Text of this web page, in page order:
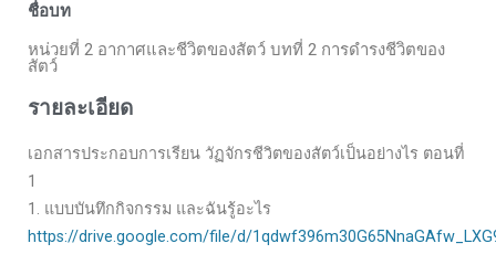
ชื่อบท
หน่วยที่ 2 อากาศและชีวิตของสัตว์ บทที่ 2 การดำรงชีวิตของ
สัตว์
รายละเอียด
เอกสารประกอบการเรียน วัฏจักรชีวิตของสัตว์เป็นอย่างไร ตอนที่
1
1. แบบบันทึกกิจกรรม และฉันรู้อะไร
https://drive.google.com/file/d/